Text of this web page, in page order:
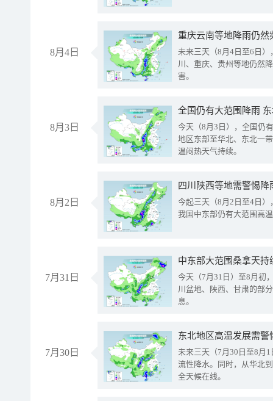
8月4日
重庆云南等地降雨仍然
未来三天（8月4日至6日
川、重庆、贵州等地仍然
害。
8月3日
全国仍有大范围降雨
今天（8月3日），全国仍
地区东部至华北、东北一
温闷热天气持续。
8月2日
今起三天（8月2日至4日
我国中东部仍有大范围高
7月31日
中东部大范围桑拿天
今天（7月31日）至8月初
川盆地、陕西、甘肃的部
息。
7月30日
东北地区高温发展需
未来三天（7月30日至8月
流性降水。同时，从华北
全天候在线。